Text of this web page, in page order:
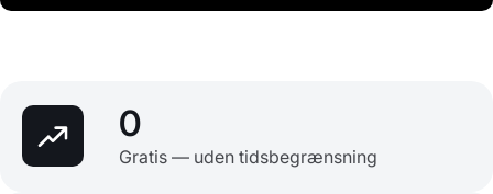
0
Gratis — uden tidsbegrænsning